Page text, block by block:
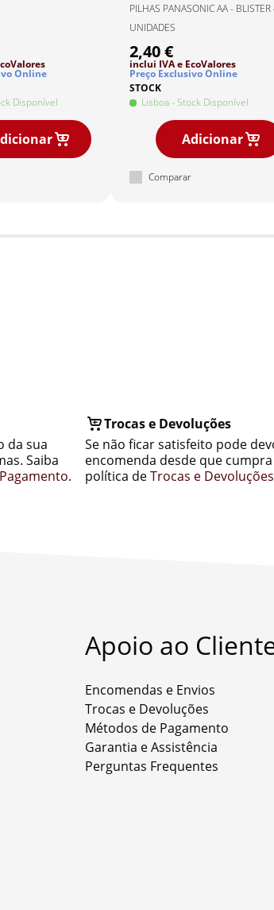
Online
Disponível
PILHAS PANASONIC AA - BLISTER
UNIDADES
2,40 €
inclui IVAe EcoValores
Preço Exclusivo Online
STOCK
Lisboa- Stock Disponível
Adicionar
Comparar
da sua
Saiba
.
Trocas e Devoluções
Se não ficar satisfeito pode
encomenda desde que
política deTrocas e Devoluções
Apoio ao
Encomendas e Envios
Trocas e Devoluções
Métodos de Pagamento
Garantia e Assistência
Perguntas Frequentes